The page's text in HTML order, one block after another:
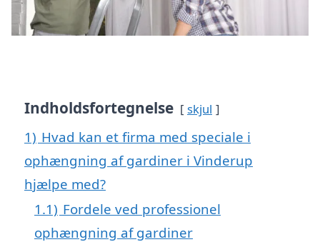
Indholdsfortegnelse skjul
1) Hvad kan et firma med speciale i
ophængning af gardiner i Vinderup
hjælpe med?
1.1) Fordele ved professionel
ophængning af gardiner